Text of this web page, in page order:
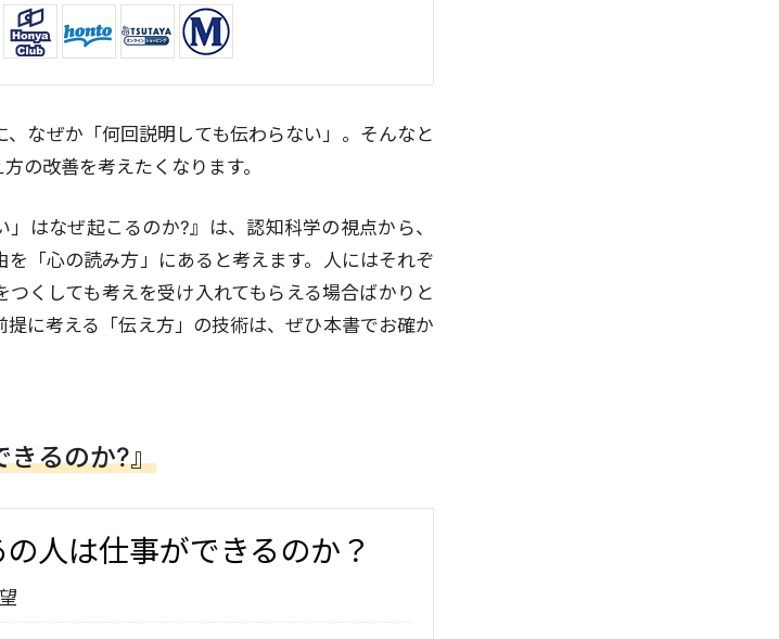
なぜか「何回説明しても伝わらない」。そんなと
の改善を考えたくなります。
はなぜ起こるのか?』は、認知科学の視点から、
「心の読み方」にあると考えます。人にはそれぞ
くしても考えを受け入れてもらえる場合ばかりと
に考える「伝え方」の技術は、ぜひ本書でお確か
きるのか?』
人は仕事ができるのか？